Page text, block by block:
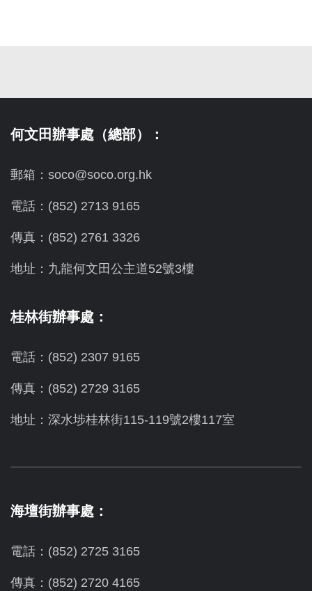
何文田辦事處（總部）：
郵箱：soco@soco.org.hk
電話：(852) 2713 9165
傳真：(852) 2761 3326
地址：九龍何文田公主道52號3樓
桂林街辦事處：
電話：(852) 2307 9165
傳真：(852) 2729 3165
地址：深水埗桂林街115-119號2樓117室
海壇街辦事處：
電話：(852) 2725 3165
傳真：(852) 2720 4165